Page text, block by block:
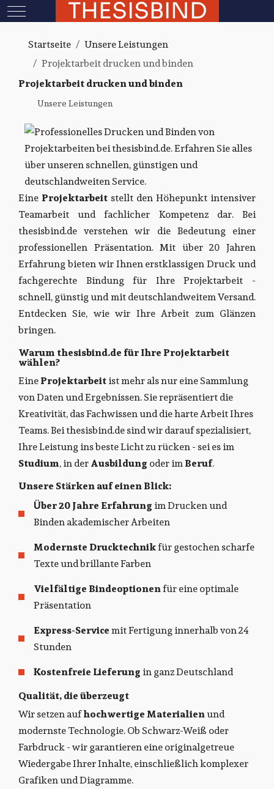
Mobile Menu ToggleTHESISBIND
Startseite
Unsere Leistungen
Projektarbeit drucken und binden
Projektarbeit drucken und binden
Unsere Leistungen
Eine Projektarbeit stellt den Höhepunkt intensiver
Teamarbeit und fachlicher Kompetenz dar. Bei
thesisbind.de verstehen wir die Bedeutung einer
professionellen Präsentation. Mit über 20 Jahren
Erfahrung bieten wir Ihnen erstklassigen Druck und
fachgerechte Bindung für Ihre Projektarbeit -
schnell, günstig und mit deutschlandweitem Versand.
Entdecken Sie, wie wir Ihre Arbeit zum Glänzen
bringen.
Warum thesisbind.de für Ihre Projektarbeit
wählen?
EineProjektarbeitist mehr als nur eine Sammlung
von Daten und Ergebnissen. Sie repräsentiert die
Kreativität, das Fachwissen und die harte Arbeit Ihres
Teams. Bei thesisbind.de sind wir darauf spezialisiert,
Ihre Leistung ins beste Licht zu rücken - sei es im
Studium, in derAusbildung oder imBeruf.
Unsere Stärken auf einen Blick:
Über 20 Jahre Erfahrung im Drucken und
Binden akademischer Arbeiten
Modernste Drucktechnikfür gestochen scharfe
Texte und brillante Farben
Vielfältige Bindeoptionenfür eine optimale
Präsentation
Express-Servicemit Fertigung innerhalb von 24
Stunden
Kostenfreie Lieferung in ganz Deutschland
Qualität, die überzeugt
Wir setzen aufhochwertige Materialienund
modernste Technologie. Ob Schwarz-Weiß oder
Farbdruck - wir garantieren eine originalgetreue
Wiedergabe Ihrer Inhalte, einschließlich komplexer
Grafiken und Diagramme.